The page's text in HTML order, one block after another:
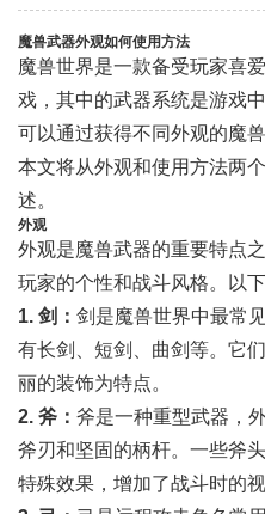
魔兽武器外观如何使用方法
魔兽世界是一款备受玩家喜
戏，其中的武器系统是游戏
可以通过获得不同外观的魔
本文将从外观和使用方法两
述。
外观
外观是魔兽武器的重要特点
玩家的个性和战斗风格。以
1. 剑： 剑是魔兽世界中最常
有长剑、短剑、曲剑等。它
丽的装饰为特点。
2. 斧： 斧是一种重型武器，
斧刃和坚固的柄杆。一些斧
特殊效果，增加了战斗时的视